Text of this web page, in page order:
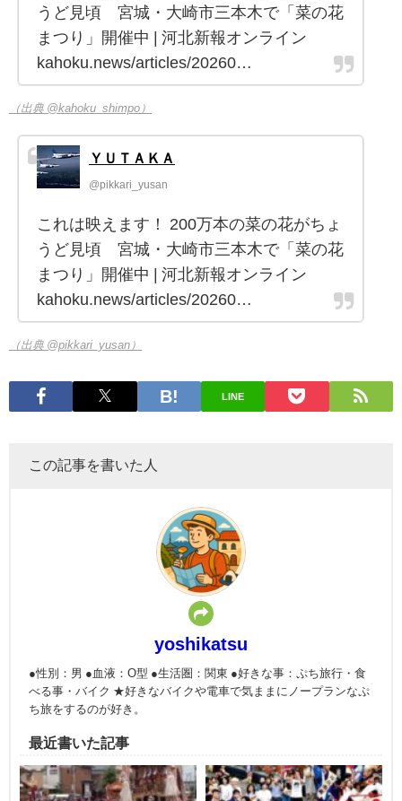
うど見頃 宮城・大崎市三本木で「菜の花
まつり」開催中 | 河北新報オンライン
kahoku.news/articles/20260…
（出典 @kahoku_shimpo）
ＹＵＴＡＫＡ
@pikkari_yusan
これは映えます！ 200万本の菜の花がちょ
うど見頃 宮城・大崎市三本木で「菜の花
まつり」開催中 | 河北新報オンライン
kahoku.news/articles/20260…
（出典 @pikkari_yusan）
LINE
この記事を書いた人
yoshikatsu
●性別：男 ●血液：O型 ●生活圏：関東 ●好きな事：ぷち旅行・食
べる事・バイク ★好きなバイクや電車で気ままにノープランなぷ
ち旅をするのが好き。
最近書いた記事